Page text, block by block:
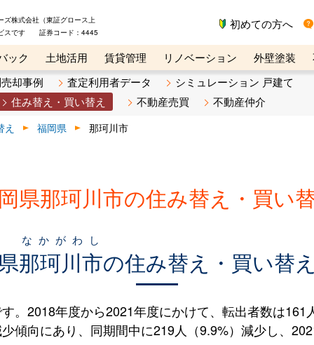
ズ株式会社（東証グロース上
スです 証券コード：4445
初めての方へ
ック 土地活用 賃貸管理 リノベーション 外壁塗装
イン講座
リビンマガジンBiz 不動産売却ご相談デスク
却事例 査定利用者データ
シミュレーション 戸建て
住み替え・買い替え
不動産売買 不動産仲介
え 福岡県 那珂川市
県那珂川市の住み替え・買い
那珂川市
なかがわし
の住み替え・買い替
。2018年度から2021年度にかけて、転出者数は
傾向にあり、同期間中に219人（9.9%）減少し、